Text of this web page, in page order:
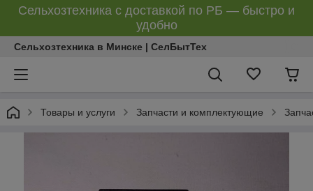
Сельхозтехника с доставкой по РБ — быстро и
удобно
Сельхозтехника в Минске | СелБытТех
Товары и услуги Запчасти и комплектующие